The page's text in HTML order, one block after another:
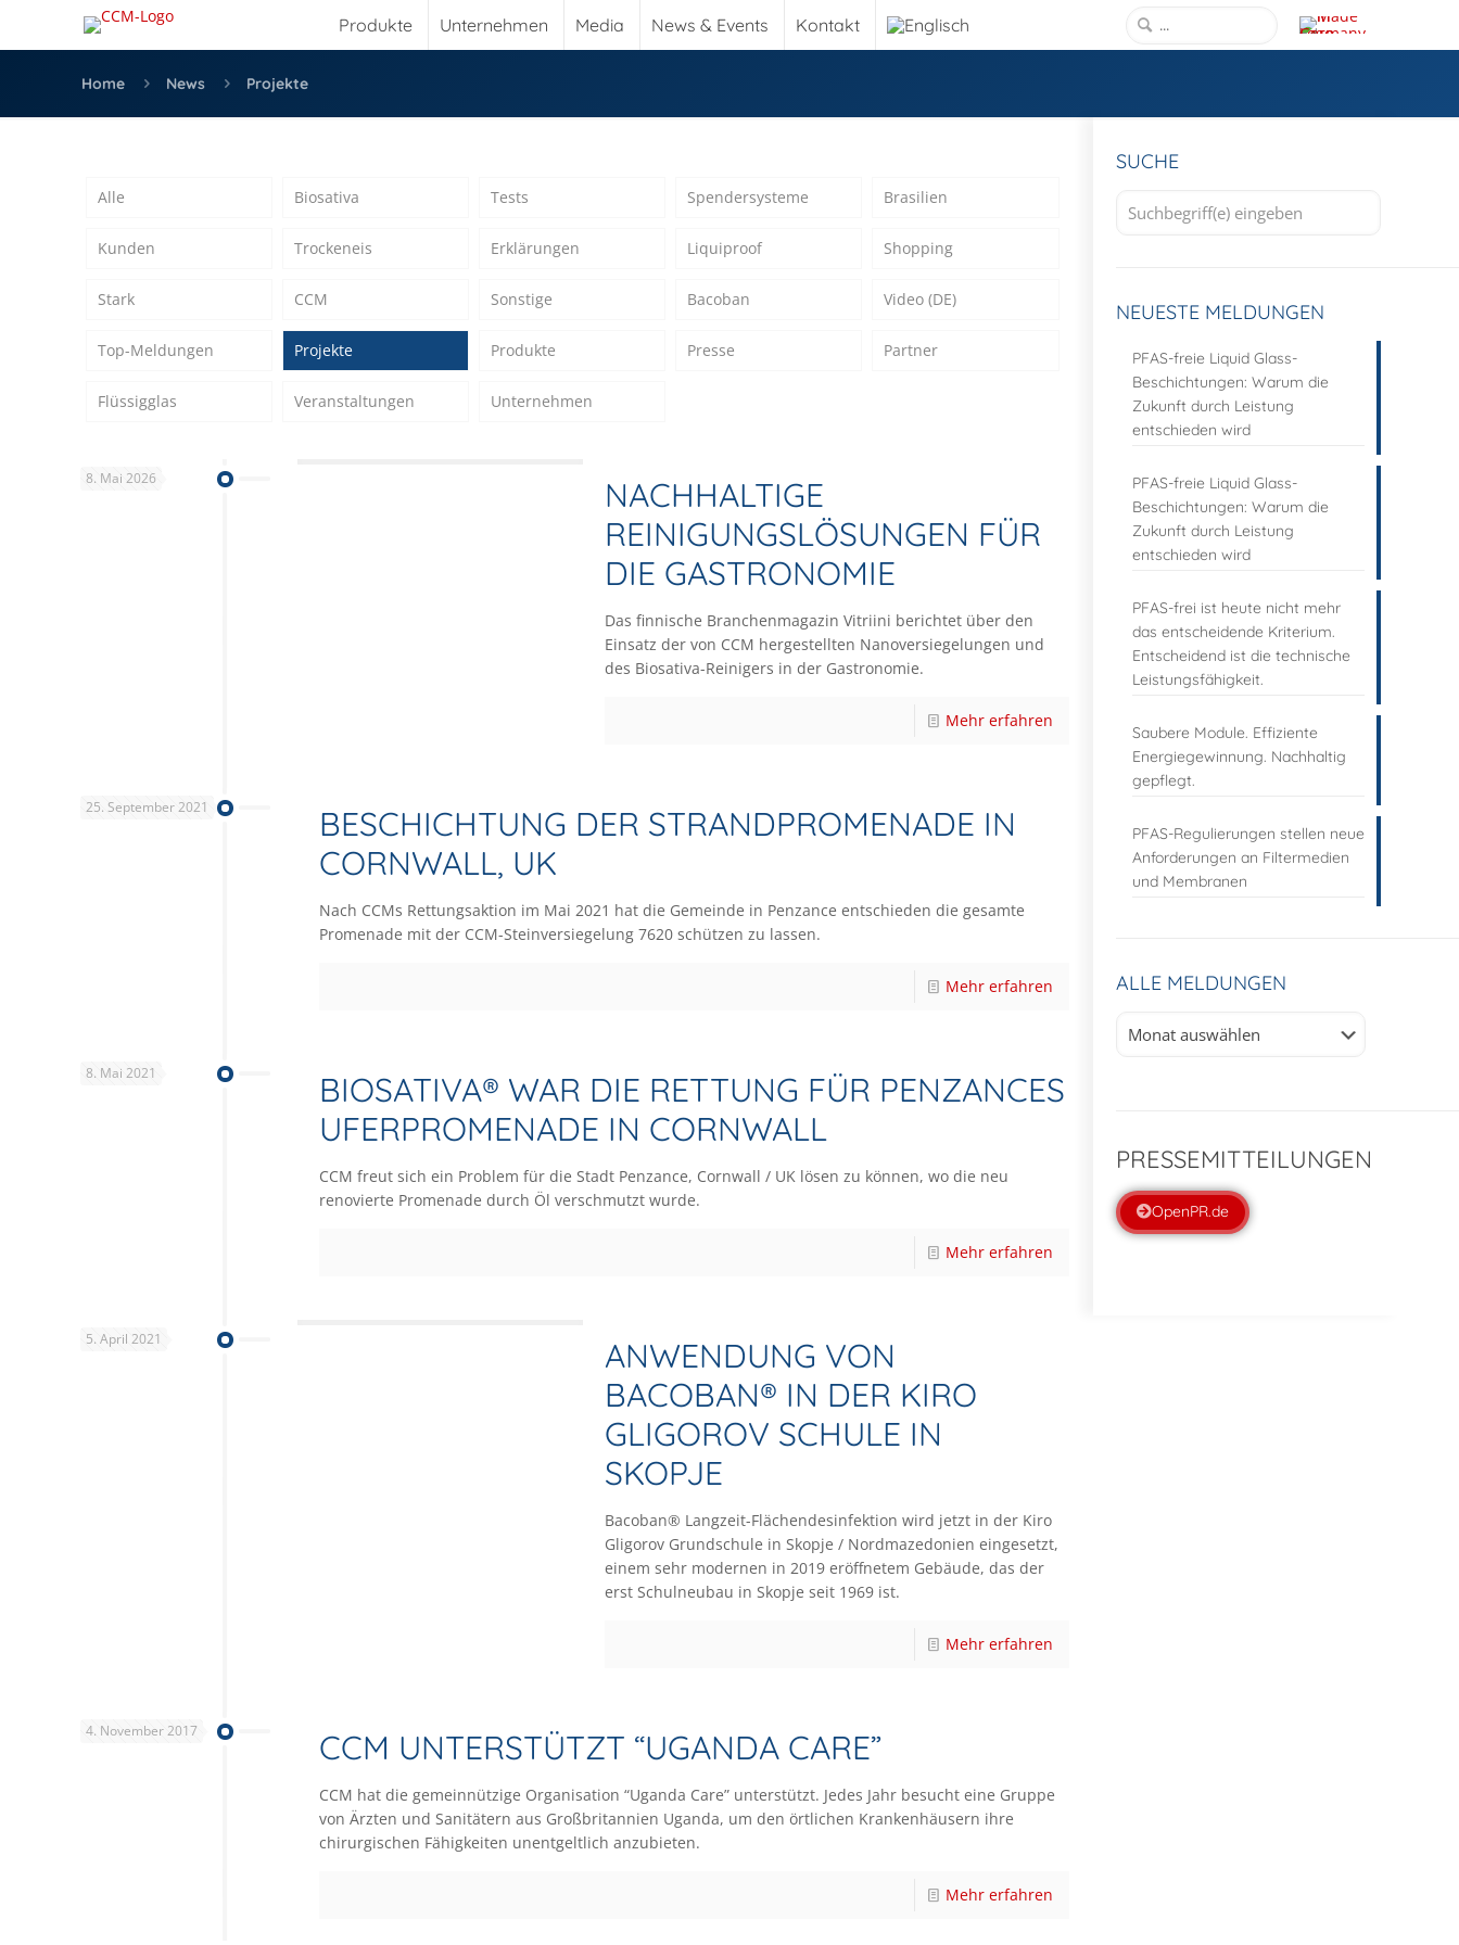
Produkte Unternehmen Media News & Events Kontakt
Home News Projekte
Alle Biosativa Tests Spendersysteme Brasilien
Kunden Trockeneis Erklärungen Liquiproof Shopping
Stark CCM Sonstige Bacoban Video (DE)
Top-Meldungen Projekte Produkte Presse Partner
Flüssigglas Veranstaltungen Unternehmen
8. Mai 2026
NACHHALTIGE
REINIGUNGSLÖSUNGEN FÜR
DIE GASTRONOMIE
Das finnische Branchenmagazin Vitriini berichtet über den
Einsatz der von CCM hergestellten Nanoversiegelungen und
des Biosativa-Reinigers in der Gastronomie.
Mehr erfahren
25. September 2021
BESCHICHTUNG DER STRANDPROMENADE IN
CORNWALL, UK
Nach CCMs Rettungsaktion im Mai 2021 hat die Gemeinde in Penzance entschieden die gesamte
Promenade mit der CCM-Steinversiegelung 7620 schützen zu lassen.
Mehr erfahren
8. Mai 2021
BIOSATIVA® WAR DIE RETTUNG FÜR PENZANCES
UFERPROMENADE IN CORNWALL
CCM freut sich ein Problem für die Stadt Penzance, Cornwall / UK lösen zu können, wo die neu
renovierte Promenade durch Öl verschmutzt wurde.
Mehr erfahren
5. April 2021
ANWENDUNG VON
BACOBAN® IN DER KIRO
GLIGOROV SCHULE IN
SKOPJE
Bacoban® Langzeit-Flächendesinfektion wird jetzt in der Kiro
Gligorov Grundschule in Skopje / Nordmazedonien eingesetzt,
einem sehr modernen in 2019 eröffnetem Gebäude, das der
erst Schulneubau in Skopje seit 1969 ist.
Mehr erfahren
4. November 2017 CCM UNTERSTÜTZT “UGANDA CARE”
CCM hat die gemeinnützige Organisation “Uganda Care” unterstützt. Jedes Jahr besucht eine Gruppe
von Ärzten und Sanitätern aus Großbritannien Uganda, um den örtlichen Krankenhäusern ihre
chirurgischen Fähigkeiten unentgeltlich anzubieten.
Mehr erfahren
SUCHE
NEUESTE MELDUNGEN
PFAS-freie Liquid Glass-
Beschichtungen: Warum die
Zukunft durch Leistung
entschieden wird
PFAS-freie Liquid Glass-
Beschichtungen: Warum die
Zukunft durch Leistung
entschieden wird
PFAS-frei ist heute nicht mehr
das entscheidende Kriterium.
Entscheidend ist die technische
Leistungsfähigkeit.
Saubere Module. Effiziente
Energiegewinnung. Nachhaltig
gepflegt.
PFAS-Regulierungen stellen neue
Anforderungen an Filtermedien
und Membranen
ALLE MELDUNGEN
Meldungen
PRESSEMITTEILUNGEN
OpenPR.de